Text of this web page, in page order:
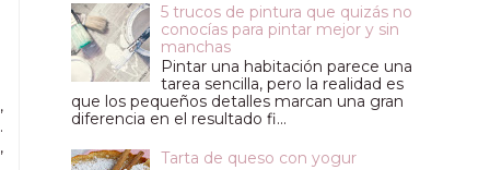
5 trucos de pintura que quizás no
conocías para pintar mejor y sin
manchas
Pintar una habitación parece una
tarea sencilla, pero la realidad es
que los pequeños detalles marcan una gran
diferencia en el resultado fi...
Tarta de queso con yogur